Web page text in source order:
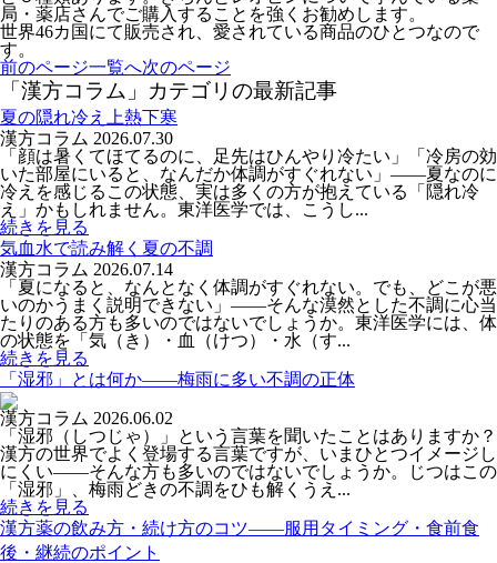
局・薬店さんでご購入することを強くお勧めします。
世界46カ国にて販売され、愛されている商品のひとつなので
す。
前のページ一覧へ次のページ
「漢方コラム」カテゴリの最新記事
夏の隠れ冷え上熱下寒
漢方コラム 2026.07.30
「顔は暑くてほてるのに、足先はひんやり冷たい」「冷房の効
いた部屋にいると、なんだか体調がすぐれない」――夏なのに
冷えを感じるこの状態、実は多くの方が抱えている「隠れ冷
え」かもしれません。東洋医学では、こうし...
続きを見る
気血水で読み解く夏の不調
漢方コラム 2026.07.14
「夏になると、なんとなく体調がすぐれない。でも、どこが悪
いのかうまく説明できない」――そんな漠然とした不調に心当
たりのある方も多いのではないでしょうか。東洋医学には、体
の状態を「気（き）・血（けつ）・水（す...
続きを見る
「湿邪」とは何か――梅雨に多い不調の正体
漢方コラム 2026.06.02
「湿邪（しつじゃ）」という言葉を聞いたことはありますか？
漢方の世界でよく登場する言葉ですが、いまひとつイメージし
にくい――そんな方も多いのではないでしょうか。じつはこの
「湿邪」、梅雨どきの不調をひも解くうえ...
続きを見る
漢方薬の飲み方・続け方のコツ――服用タイミング・食前食
後・継続のポイント